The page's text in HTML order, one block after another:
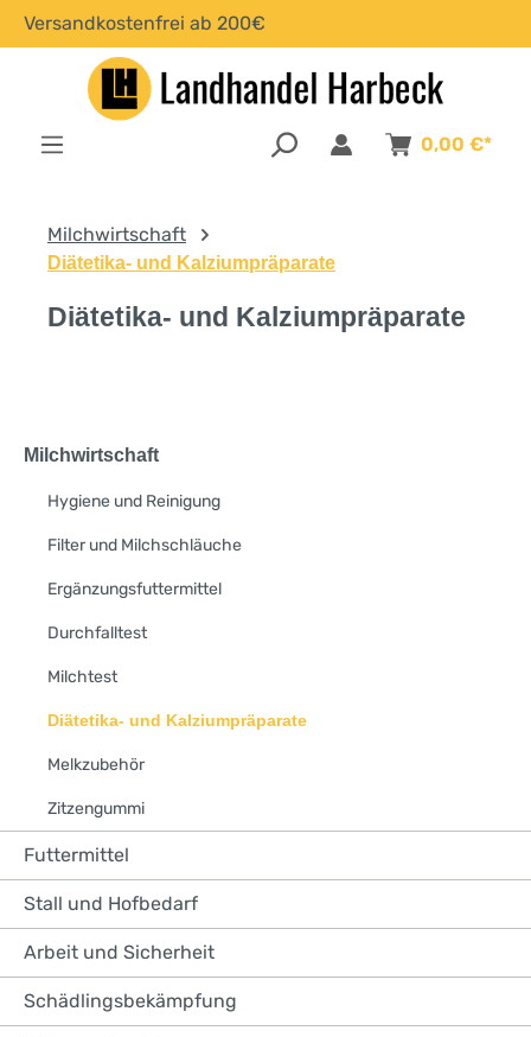
springen
Versandkostenfrei ab 200€
0,00 €*
Milchwirtschaft
Diätetika- und Kalziumpräparate
Diätetika- und Kalziumpräparate
Milchwirtschaft
Hygiene und Reinigung
Filter und Milchschläuche
Ergänzungsfuttermittel
Durchfalltest
Milchtest
Diätetika- und Kalziumpräparate
Melkzubehör
Zitzengummi
Futtermittel
Stall und Hofbedarf
Arbeit und Sicherheit
Schädlingsbekämpfung